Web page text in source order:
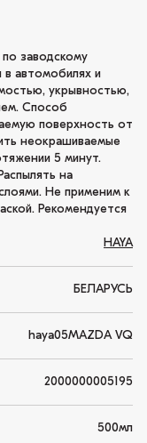
заводскому
в автомобилях и
укрывностью,
Способ
поверхность от
неокрашиваемые
5 минут.
на
Не применим к
Рекомендуется
HAYA
БЕЛАРУСЬ
haya05MAZDA VQ
2000000005195
500мл